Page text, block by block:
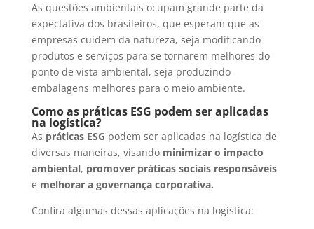
As questões ambientais ocupam grande parte da
expectativa dos brasileiros, que esperam que as
empresas cuidem da natureza, seja modificando
produtos e serviços para se tornarem melhores do
ponto de vista ambiental, seja produzindo
embalagens melhores para o meio ambiente.
Como as práticas ESG podem ser aplicadas
na logística?
As práticas ESG podem ser aplicadas na logística de
diversas maneiras, visando minimizar o impacto
ambiental, promover práticas sociais responsáveis
e melhorar a governança corporativa.
Confira algumas dessas aplicações na logística: